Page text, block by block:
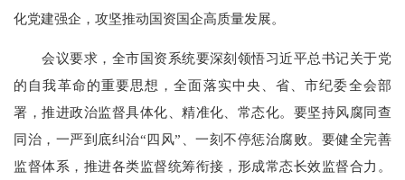
化党建强企，攻坚推动国资国企高质量发展。
会议要求，全市国资系统要深刻领悟习近平总书记关于党
的自我革命的重要思想，全面落实中央、省、市纪委全会部
署，推进政治监督具体化、精准化、常态化。要坚持风腐同查
同治，一严到底纠治“四风”、一刻不停惩治腐败。要健全完善
监督体系，推进各类监督统筹衔接，形成常态长效监督合力。